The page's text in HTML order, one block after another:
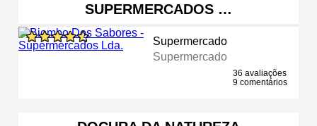
SUPERMERCADOS …
Supermercado
Supermercado
36 avaliações
9 comentários